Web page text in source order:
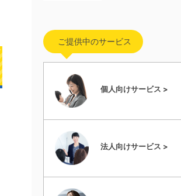
ご提供中のサービス
個人向けサービス >
法人向けサービス >